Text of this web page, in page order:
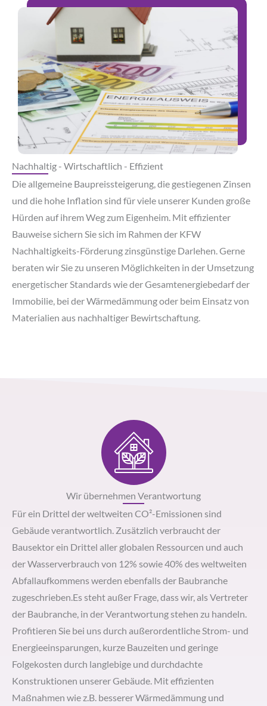
Nachhaltig - Wirtschaftlich - Effizient
Die allgemeine Baupreissteigerung, die gestiegenen Zinsen
und die hohe Inflation sind für viele unserer Kunden große
Hürden auf ihrem Weg zum Eigenheim. Mit effizienter
Bauweise sichern Sie sich im Rahmen der KFW
Nachhaltigkeits-Förderung zinsgünstige Darlehen. Gerne
beraten wir Sie zu unseren Möglichkeiten in der Umsetzung
energetischer Standards wie der Gesamtenergiebedarf der
Immobilie, bei der Wärmedämmung oder beim Einsatz von
Materialien aus nachhaltiger Bewirtschaftung.
Wir übernehmen Verantwortung
Für ein Drittel der weltweiten CO²-Emissionen sind
Gebäude verantwortlich. Zusätzlich verbraucht der
Bausektor ein Drittel aller globalen Ressourcen und auch
der Wasserverbrauch von 12% sowie 40% des weltweiten
Abfallaufkommens werden ebenfalls der Baubranche
zugeschrieben.Es steht außer Frage, dass wir, als Vertreter
der Baubranche, in der Verantwortung stehen zu handeln.
Profitieren Sie bei uns durch außerordentliche Strom- und
Energieeinsparungen, kurze Bauzeiten und geringe
Folgekosten durch langlebige und durchdachte
Konstruktionen unserer Gebäude. Mit effizienten
Maßnahmen wie z.B. besserer Wärmedämmung und